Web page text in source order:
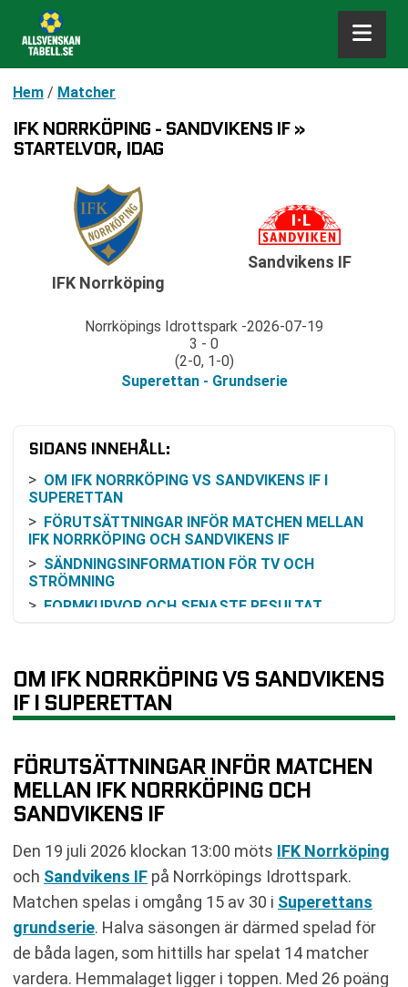
Hem / Matcher
IFK NORRKÖPING - SANDVIKENS IF »
STARTELVOR, IDAG
IFK Norrköping
Norrköpings Idrottspark 2026-07-19
3 - 0
(2-0, 1-0)
Superettan - Grundserie
Sandvikens IF
SIDANS INNEHÅLL:
OM IFK NORRKÖPING VS SANDVIKENS IF I
SUPERETTAN
FÖRUTSÄTTNINGAR INFÖR MATCHEN MELLAN
IFK NORRKÖPING OCH SANDVIKENS IF
SÄNDNINGSINFORMATION FÖR TV OCH
STRÖMNING
FORMKURVOR OCH SENASTE RESULTAT
TABELLÄGET I SUPERETTAN
SENASTE RESULTAT IFK NORRKÖPING
RESULTAT INBÖRDES MÖTEN
TABELL
KOMMANDE MATCHER IFK NORRKÖPING
RELATERADE NYHETER
OM IFK NORRKÖPING VS SANDVIKENS
IF I SUPERETTAN
FÖRUTSÄTTNINGAR INFÖR MATCHEN
MELLAN IFK NORRKÖPING OCH
SANDVIKENS IF
Den 19 juli 2026 klockan 13:00 möts IFK Norrköping
och Sandvikens IF på Norrköpings Idrottspark.
Matchen spelas i omgång 15 av 30 i Superettans
grundserie. Halva säsongen är därmed spelad för
de båda lagen, som hittills har spelat 14 matcher
vardera. Hemmalaget ligger i toppen. Med 26 poäng